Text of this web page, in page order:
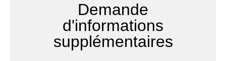
Demande
d'informations
supplémentaires